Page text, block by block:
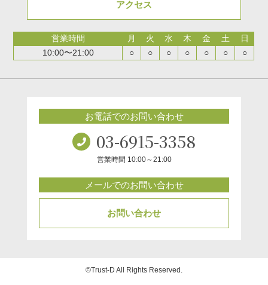
アクセス
営業時間 月 火 水 木 金 土
日
10:00〜21:00
○ ○ ○ ○ ○ ○ ○
お電話でのお問い合わせ
03-6915-3358
営業時間 10:00～21:00
メールでのお問い合わせ
お問い合わせ
©Trust-D All Rights Reserved.